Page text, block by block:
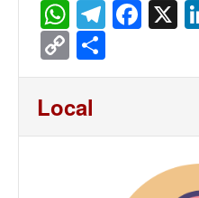
X
Copy
Link
Local